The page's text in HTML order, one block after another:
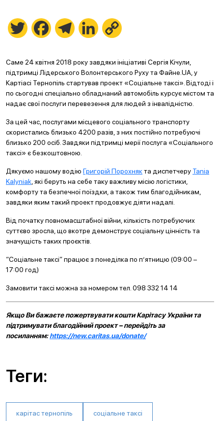
Twitter FacebookTelegramLinkedIn
Саме 24 квітня 2018 року завдяки ініціативі Сергія Кічули,
підтримці Лідерського Волонтерського Руху та Файне.UA, у
Картіасі Тернопіль стартував проект «Соціальне таксі». Відтоді і
по сьогодні спеціально обладнаний автомобіль курсує містом та
надає свої послуги перевезення для людей з інвалідністю.
За цей час, послугами місцевого соціального транспорту
скористались близько 4200 разів, з них постійно потребуючі
близько 200 осіб. Завдяки підтримці мерії послуга «Соціального
таксі» є безкоштовною.
Дякуємо нашому водію Григорій Порохнякта диспетчеру Tania
Kalyniak , які беруть на себе таку важливу місію логістики,
комфорту та безпечної поїздки, а також тим благодійникам,
завдяки яким такий проект продовжує діяти надалі.
Від початку повномасштабної війни, кількість потребуючих
суттєво зросла, що вкотре демонструє соціальну цінність та
значущість таких проєктів.
“Соціальне таксі” працює з понеділка по п’ятницю (09:00 –
17:00 год)
Замовити таксі можна за номером тел. 098 332 14 14
Якщо Ви бажаєте пожертвувати кошти Карітасу України та
підтримувати благодійний проект – перейдіть за
посиланням:https://new.caritas.ua/donate/
Теги:
карітас тернопіль соціальне таксі